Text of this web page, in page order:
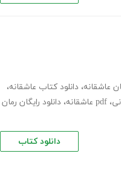
عاشقانه، دانلود کتاب عاشقانه،
، pdf عاشقانه ، دانلود رایگان رمان
دانلود کتاب